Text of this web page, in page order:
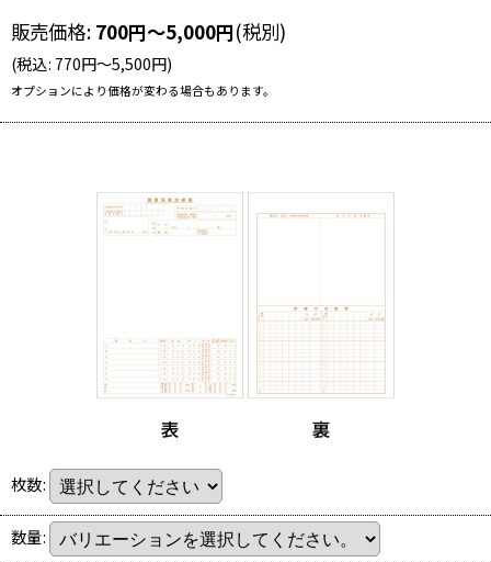
販売価格: 700円～5,000円(税別)
(税込: 770円～5,500円)
オプションにより価格が変わる場合もあります。
枚数:
数量: